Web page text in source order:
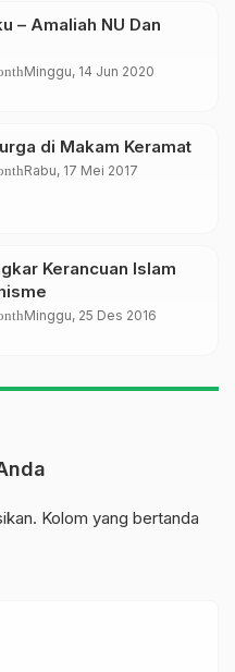
– Amaliah NU Dan
Minggu, 14 Jun 2020
di Makam Keramat
Rabu, 17 Mei 2017
Kerancuan Islam
Minggu, 25 Des 2016
Kolom yang bertanda